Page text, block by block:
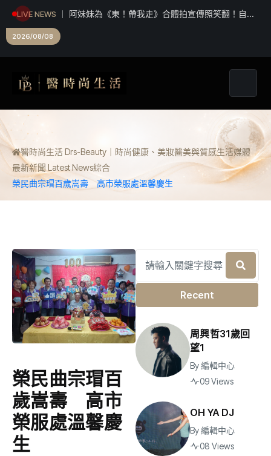
LIVE NEWS
阿妹妹為《東！帶我走》合體拍宣傳照笑翻！自
2026/08/08
醫時尚生活 Drs-Beauty｜時尚健康、美妝醫美與質感生活媒體
最新新聞 Latest News綜合
榮民曲宗瑁百歲嵩壽 高市榮服處溫馨慶生
榮民曲宗瑁百
歲嵩壽 高市
榮服處溫馨慶
生
Recent
周興哲31歲回
望1
By編輯中心
09 Views
OH YA DJ
By編輯中心
08 Views